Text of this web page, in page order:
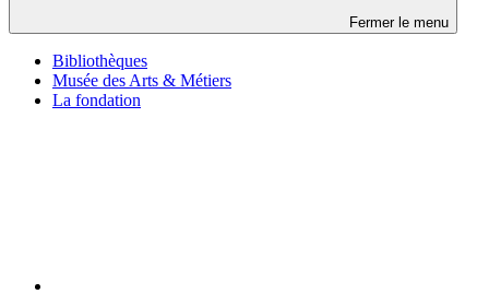
Fermer le menu
Bibliothèques
Musée des Arts & Métiers
La fondation